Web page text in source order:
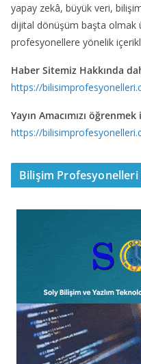
yapay zekâ, büyük veri,
dijital dönüşüm başta olmak
profesyonellere yönelik
Haber Sitemiz Hakkında
https://
Yayın Amacımızı öğrenmek
https://
Bilişim